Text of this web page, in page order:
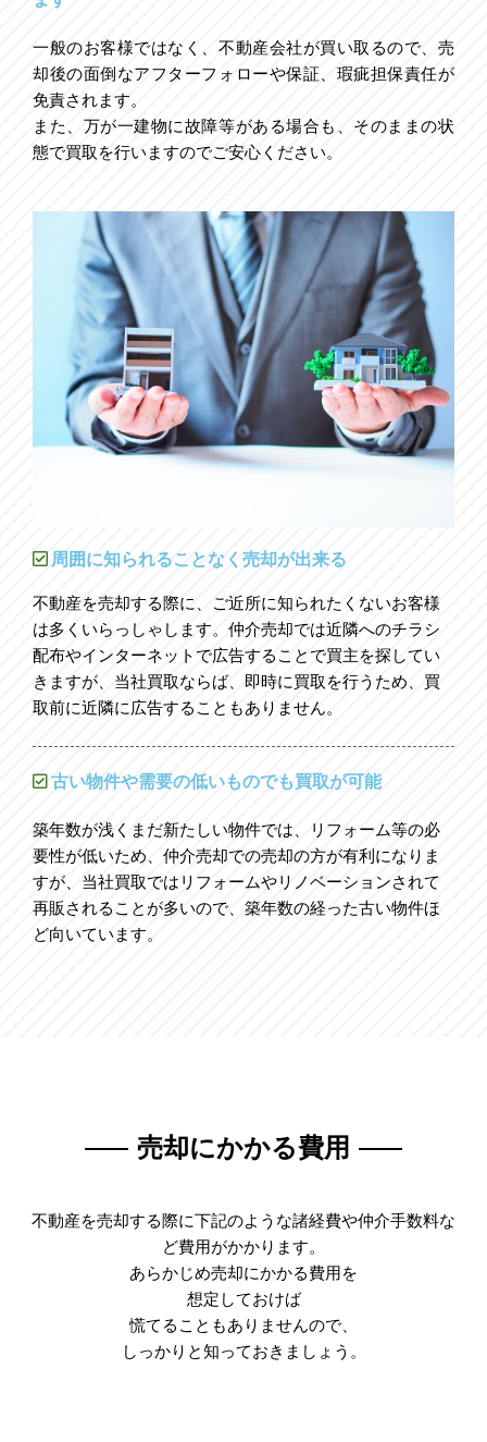
一般のお客様ではなく、不動産会社が買い取るので、売
却後の面倒なアフターフォローや保証、瑕疵担保責任が
免責されます。
また、万が一建物に故障等がある場合も、そのままの状
態で買取を行いますのでご安心ください。
周囲に知られることなく売却が出来る
不動産を売却する際に、ご近所に知られたくないお客様
は多くいらっしゃします。仲介売却では近隣へのチラシ
配布やインターネットで広告することで買主を探してい
きますが、当社買取ならば、即時に買取を行うため、買
取前に近隣に広告することもありません。
古い物件や需要の低いものでも買取が可能
築年数が浅くまだ新たしい物件では、リフォーム等の必
要性が低いため、仲介売却での売却の方が有利になりま
すが、当社買取ではリフォームやリノベーションされて
再販されることが多いので、築年数の経った古い物件ほ
ど向いています。
売却にかかる費用
不動産を売却する際に下記のような諸経費や仲介手数料な
ど費用がかかります。
あらかじめ売却にかかる費用を
想定しておけば
慌てることもありませんので、
しっかりと知っておきましょう。